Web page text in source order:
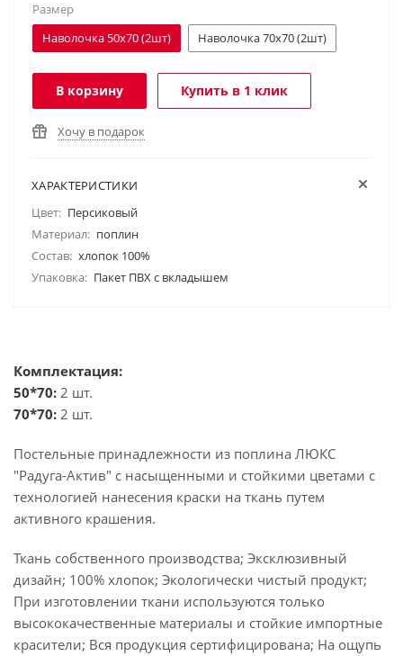
Размер
Наволочка 50x70 (2шт)
Наволочка 70х70 (2шт)
В корзину Купить в 1 клик
Хочу в подарок
ХАРАКТЕРИСТИКИ
Цвет: Персиковый
Материал: поплин
Состав: хлопок 100%
Упаковка: Пакет ПВХ с вкладышем
Комплектация:
50*70: 2 шт.
70*70: 2 шт.
Постельные принадлежности из поплина ЛЮКС
"Радуга-Актив" с насыщенными и стойкими цветами с
технологией нанесения краски на ткань путем
активного крашения.
Ткань собственного производства; Эксклюзивный
дизайн; 100% хлопок; Экологически чистый продукт;
При изготовлении ткани используются только
высококачественные материалы и стойкие импортные
красители; Вся продукция сертифицирована; На ощупь